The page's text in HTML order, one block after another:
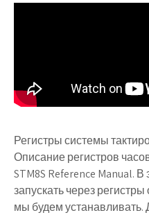
Регистры системы
Описание регистров
STM8S Reference Manual.
запускать через
мы будем